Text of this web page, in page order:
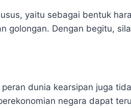
yaitu sebagai bentuk
golongan. Dengan begitu,
dunia kearsipan juga
negara dapat